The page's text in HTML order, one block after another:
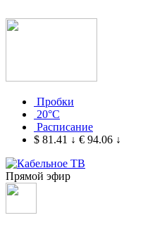
Пробки
20°C
Расписание
$ 81.41 ↓ € 94.06 ↓
Прямой эфир